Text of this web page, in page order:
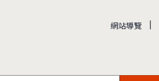
網站導覽 |